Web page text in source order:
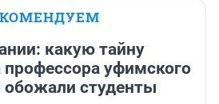
какую тайну
профессора уфимского
обожали студенты